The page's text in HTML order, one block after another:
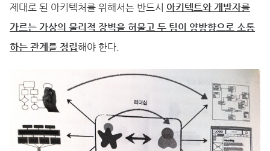
제대로 된 아키텍처를 위해서는 반드시 아키텍트와 개발자를
가르는 가상의 물리적 장벽을 허물고 두 팀이 양방향으로 소통
하는 관계를 정립해야 한다.